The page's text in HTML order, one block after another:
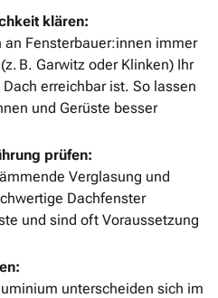
klären:
an Fensterbauer:innen immer
B. Garwitz oder Klinken) Ihr
erreichbar ist. So lassen
und Gerüste besser
prüfen:
Verglasung und
Dachfenster
und sind oft Voraussetzung
unterscheiden sich im